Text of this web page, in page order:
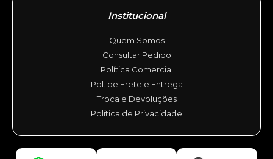
Institucional
Quem Somos
Consultar Pedido
Política Comercial
Pol. de Frete e Entrega
Troca e Devoluções
Política de Privacidade